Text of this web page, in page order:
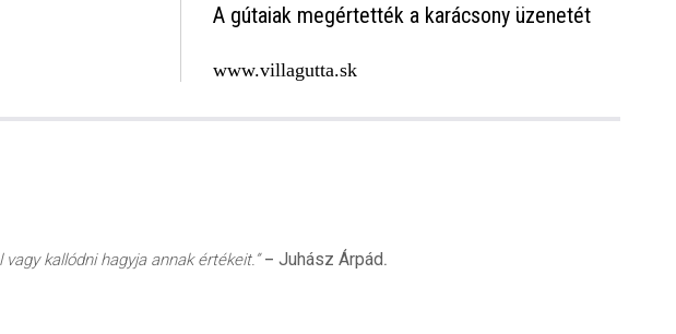
A gútaiak megértették a karácsony üzenetét
www.villagutta.sk
kallódni hagyja annak értékeit.”– Juhász Árpád.